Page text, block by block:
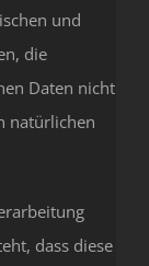
und
die
Daten nicht
natürlichen
dass diese